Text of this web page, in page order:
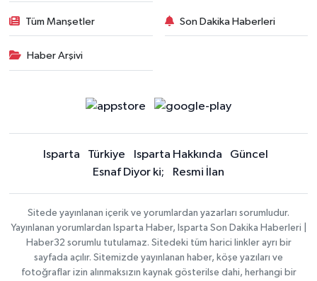
Tüm Manşetler Son Dakika Haberleri
Haber Arşivi
Isparta Türkiye Isparta Hakkında
Güncel
Esnaf Diyor ki;
Resmi İlan
Sitede yayınlanan içerik ve yorumlardan yazarları sorumludur.
Yayınlanan yorumlardan Isparta Haber, Isparta Son Dakika Haberleri |
Haber32 sorumlu tutulamaz. Sitedeki tüm harici linkler ayrı bir
sayfada açılır. Sitemizde yayınlanan haber, köşe yazıları ve
fotoğraflar izin alınmaksızın kaynak gösterilse dahi, herhangi bir